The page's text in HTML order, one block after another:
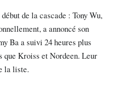
de la cascade : Tony Wu,
a annoncé son
Ba a suivi 24 heures plus
Kroiss et Nordeen. Leur
la liste.